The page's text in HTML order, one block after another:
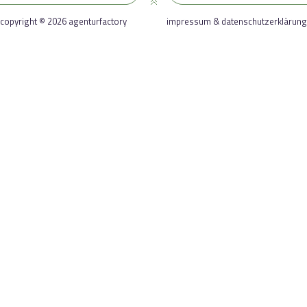
copyright © 2026 agenturfactory impressum & datenschutzerklärung